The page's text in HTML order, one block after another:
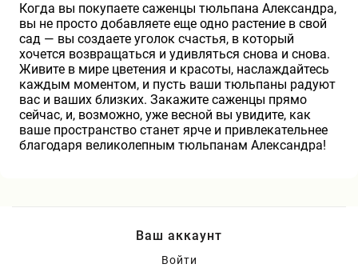
Когда вы покупаете саженцы тюльпана Александра,
вы не просто добавляете еще одно растение в свой
сад — вы создаете уголок счастья, в который
хочется возвращаться и удивляться снова и снова.
Живите в мире цветения и красоты, наслаждайтесь
каждым моментом, и пусть ваши тюльпаны радуют
вас и ваших близких. Закажите саженцы прямо
сейчас, и, возможно, уже весной вы увидите, как
ваше пространство станет ярче и привлекательнее
благодаря великолепным тюльпанам Александра!
Ваш аккаунт
Войти